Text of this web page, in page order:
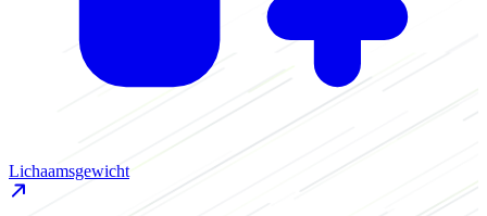
Lichaamsgewicht